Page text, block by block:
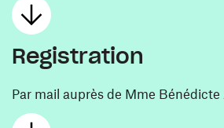
Registration
Par mail auprès de Mme Bénédicte